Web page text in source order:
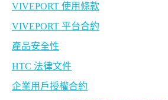
VIVEPORT 使用條款
VIVEPORT 平台合約
產品安全性
HTC 法律文件
企業用戶授權合約